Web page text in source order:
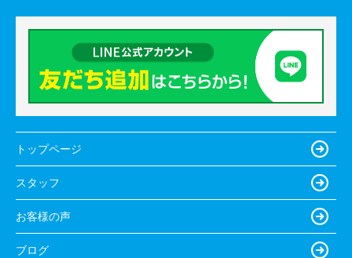
トップページ
スタッフ
お客様の声
ブログ